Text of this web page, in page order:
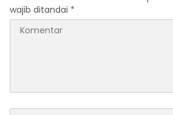
wajib ditandai *